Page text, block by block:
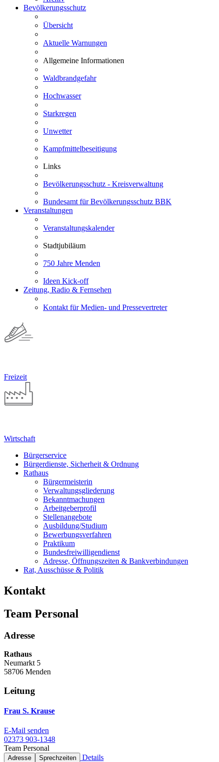
Bevölkerungsschutz
Übersicht
Aktuelle Warnungen
Allgemeine Informationen
Waldbrandgefahr
Hochwasser
Starkregen
Unwetter
Kampfmittelbeseitigung
Links
Bevölkerungsschutz - Kreisverwaltung
Bundesamt für Bevölkerungsschutz BBK
Veranstaltungen
Veranstaltungskalender
Stadtjubiläum
750 Jahre Menden
Ideen Kick-off
Zeitung, Radio & Fernsehen
Kontakt für Medien- und Pressevertreter
Freizeit
Wirtschaft
Bürgerservice
Bürgerdienste, Sicherheit & Ordnung
Rathaus
Bürgermeisterin
Verwaltungsgliederung
Bekanntmachungen
Arbeitgeberprofil
Stellenangebote
Ausbildung/Studium
Bewerbungsverfahren
Praktikum
Bundesfreiwilligendienst
Adresse, Öffnungszeiten & Bankverbindungen
Rat, Ausschüsse & Politik
Kontakt
Team Personal
Adresse
Rathaus
Neumarkt 5
58706 Menden
Leitung
Frau S. Krause
E-Mail senden
02373 903-1348
Team Personal
Adresse Sprechzeiten Details